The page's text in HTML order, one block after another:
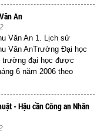
An
Văn An 1. Lịch sử
Văn AnTrường Đại học
trường đại học được
6 năm 2006 theo
- Hậu cần Công an Nhân